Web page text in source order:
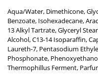
Aqua/Water, Dimethicone,
Benzoate, Isohexadecane,
13 Alkyl Tartrate, Glyceryl
Alcohol, C13-14 Isoparaffin,
Laureth-7, Pentasodium
Phosphonate,
Thermophillus Ferment,